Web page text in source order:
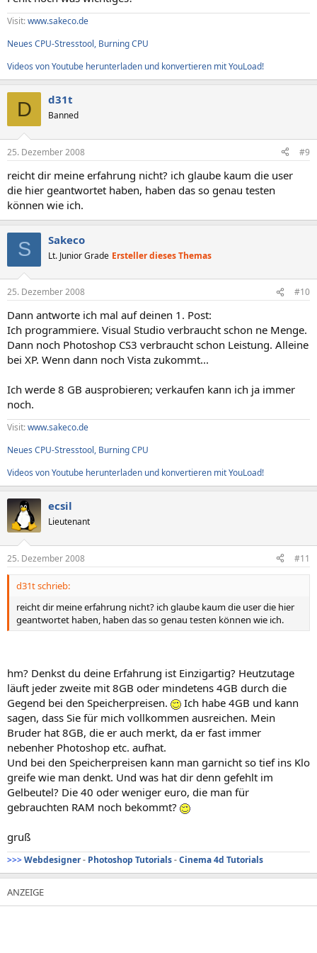
Zeit 02:51
--------[ Übersicht ]---------------------------------------------------------------------------
Computer:
Betriebssystem Microsoft Windows XP Home Edition
OS Service Pack Service Pack 3
DirectX 4.09.00.0904 (DirectX 9.0c)
Computername GC-AE6335F48034 (öö)
Benutzername mm
Motherboard:
CPU Typ Intel Pentium 4 641, 3200 MHz (16 x 200)
Motherboard Name Unbekannt
Motherboard Chipsatz Intel Lakeport-G i945G
Arbeitsspeicher 3584 MB (DDR2-800 DDR2 SDRAM)
BIOS Typ Award (11/24/06)
Anzeige:
Grafikkarte ATI Radeon HD 3800 Series (1024 MB)
Grafikkarte ATI Radeon HD 3800 Series (1024 MB)
Monitor Plug und Play-Monitor [NoDB] (YEMX407443)
Datenträger:
IDE Controller Standard-Zweikanal-PCI-IDE-Controller
IDE Controller Standard-Zweikanal-PCI-IDE-Controller
SCSI/RAID Controller A5JOV7C1 IDE Controller
Festplatte WDC WD2500JS-60NCB1 (232 GB, IDE)
Festplatte Maxtor Basics Desktop USB Device (465 GB, USB)
Optisches Laufwerk TSSTcorp CD/DVDW TS-H653L
S.M.A.R.T. Festplatten-Status OK
Partitionen:
D: (NTFS) 476937 MB (338341 MB frei)
Speicherkapazität 698.6 GB (388.7 GB frei)
Eingabegeräte:
Tastatur Standardtastatur (101/102 Tasten) oder Microsoft Natural
Keyboard (PS/2)
Maus PS/2-kompatible Maus
Netzwerk:
Netzwerkkarte Realtek RTL8139-Familie-PCI-Fast Ethernet-NIC
(192.168.28.104)
Drucker An OneNote 2007 senden
Drucker hp psc 1100 series
Drucker Microsoft XPS Document Writer
USB1 Controller Intel 82801GB ICH7 - USB Universal Host Controller
[A-1]
USB1 Controller Intel 82801GB ICH7 - USB Universal Host Controller
[A-1]
USB1 Controller Intel 82801GB ICH7 - USB Universal Host Controller
[A-1]
USB1 Controller Intel 82801GB ICH7 - USB Universal Host Controller
[A-1]
USB2 Controller Intel 82801GB ICH7 - Enhanced USB2 Controller [A-
USB-Geräte USB-Massenspeichergerät
--------[ DMI ]-----------------------------------------------------------------------------------
----------------------
Visit:www.sakeco.de
Neues CPU-Stresstool, Burning CPU
Videos von Youtube herunterladen und konvertieren mit YouLoad!
D d31t
Banned
25. Dezember 2008 #9
reicht dir meine erfahrung nicht? ich glaube kaum die user
die hier geantwortet haben, haben das so genau testen
können wie ich.
S Sakeco
Lt. Junior Grade Ersteller dieses Themas
25. Dezember 2008 #10
Dann antworte ich mal auf deinen 1. Post:
Ich programmiere. Visual Studio verbraucht schon ne Menge.
Dann noch Photoshop CS3 verbraucht schon Leistung. Alleine
bei XP. Wenn dann noch Vista zukommt...
Ich werde 8 GB ausprobieren; verkaufen kann ich ja immer
noch.
Visit:www.sakeco.de
Neues CPU-Stresstool, Burning CPU
Videos von Youtube herunterladen und konvertieren mit YouLoad!
ecsil
Lieutenant
25. Dezember 2008 #11
d31t schrieb:
reicht dir meine erfahrung nicht? ich glaube kaum die user die hier
geantwortet haben, haben das so genau testen können wie ich.
hm? Denkst du deine Erfahrung ist Einzigartig? Heutzutage
läuft jeder zweite mit 8GB oder mindetens 4GB durch die
Gegend bei den Speicherpreisen.
Ich habe 4GB und kann
sagen, dass Sie für mich vollkommen ausreichen. Mein
Bruder hat 8GB, die er auch merkt, da er fast immer
nebenher Photoshop etc. aufhat.
Und bei den Speicherpreisen kann man garnicht so tief ins Klo
greife wie man denkt. Und was hat dir denn gefehlt im
Gelbeutel? Die 40 oder weniger euro, die man für
gebrauchten RAM noch bekommt?
gruß
>>>Webdesigner- Photoshop Tutorials-Cinema 4d Tutorials